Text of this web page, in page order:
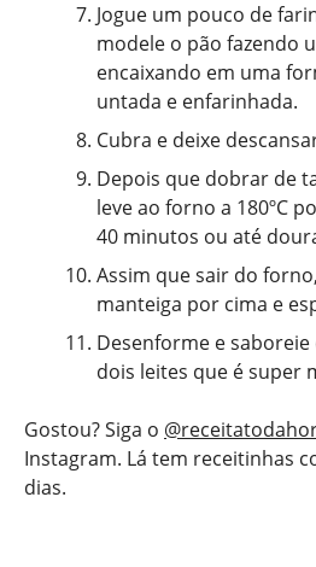
Jogue um pouco de
modele o pão fazendo
encaixando em uma
untada e enfarinhada.
Cubra e deixe
Depois que dobrar de
leve ao forno a 180ºC
40 minutos ou até
Assim que sair do
manteiga por cima e
Desenforme e saboreie
dois leites que é super
Gostou? Siga o
Instagram. Lá tem receitinhas
dias.